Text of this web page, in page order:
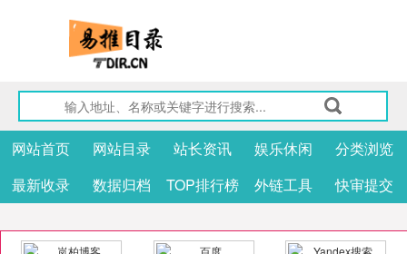
网站首页 网站目录 站长资讯 娱乐休闲
分类浏览
最新收录
数据归档 TOP排行榜 外链工具 快审提交